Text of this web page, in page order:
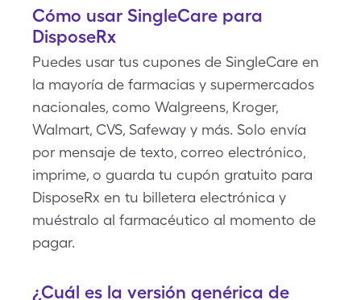
Cómo usar SingleCare para
DisposeRx
Puedes usar tus cupones de SingleCare en
la mayoría de farmacias y supermercados
nacionales, como Walgreens, Kroger,
Walmart, CVS, Safeway y más. Solo envía
por mensaje de texto, correo electrónico,
imprime, o guarda tu cupón gratuito para
DisposeRx en tu billetera electrónica y
muéstralo al farmacéutico al momento de
pagar.
¿Cuál es la versión genérica de